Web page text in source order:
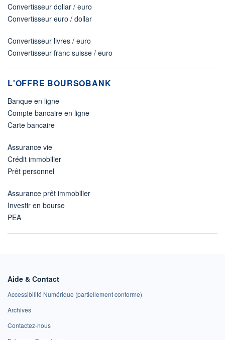
Convertisseur dollar / euro
Convertisseur euro / dollar
Convertisseur livres / euro
Convertisseur franc suisse / euro
L'OFFRE BOURSOBANK
Banque en ligne
Compte bancaire en ligne
Carte bancaire
Assurance vie
Crédit immobilier
Prêt personnel
Assurance prêt immobilier
Investir en bourse
PEA
Aide & Contact
Accessibilité Numérique (partiellement conforme)
Archives
Contactez-nous